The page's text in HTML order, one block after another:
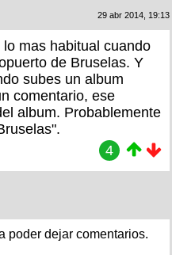
29 abr 2014, 19:13
mas habitual cuando
de Bruselas. Y
subes un album
comentario, ese
album. Probablemente
4
poder dejar comentarios.